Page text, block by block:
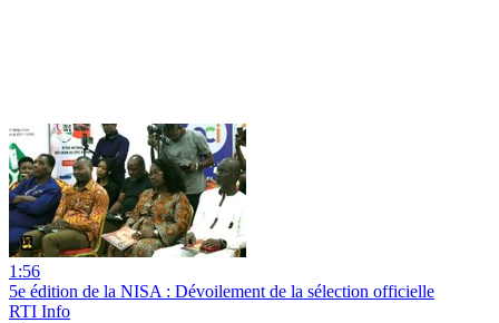
1:56
5e édition de la NISA : Dévoilement de la sélection officielle
RTI Info